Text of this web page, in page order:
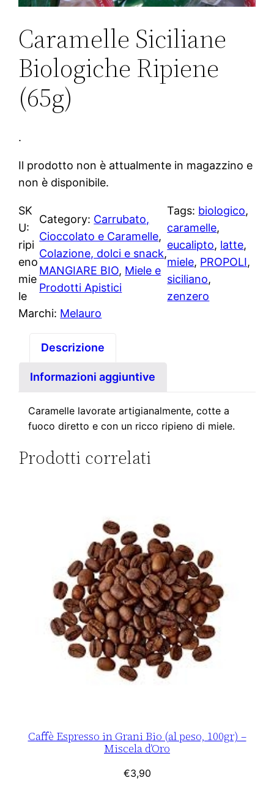
Caramelle Siciliane
Biologiche Ripiene
(65g)
.
Il prodotto non è attualmente in magazzino e
non è disponibile.
SK
U:
ripi
eno
mie
le
Category: Carrubato,
Cioccolato e Caramelle
Colazione, dolci e snack ,
MANGIARE BIO, Miele e
Prodotti Apistici
Tags: biologico
caramelle
eucalipto, latte
miele, PROPOLI
siciliano
zenzero
Marchi: Melauro
Descrizione
Informazioni aggiuntive
Caramelle lavorate artigianalmente, cotte a
fuoco diretto e con un ricco ripieno di miele.
Prodotti correlati
Caffè Espresso in Grani Bio (al peso, 100gr) –
Miscela d’Oro
€3,90